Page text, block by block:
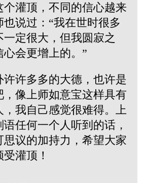
个灌顶，不同的信心越来
说过：“我在世时很多
一定很大，但我圆寂之
心会更增上的。”
许许多多的大德，也许是
，像上师如意宝这样具有
，我自己感觉很难得。上
任何一个人听到的话，
思议的加持力，希望大家
灌顶！